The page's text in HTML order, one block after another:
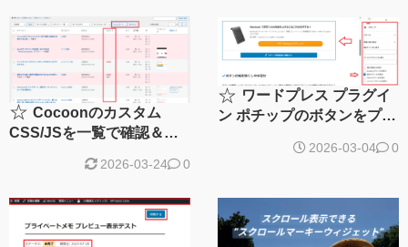
みた
☆ Cocoonのカスタム
CSS/JSを一覧で確認＆編
更新⁻編集機能を追加
2026-03-24 0
☆ ワードプレス プラグイ
ン ポチップのボタンをプチ
2026-03-04 0